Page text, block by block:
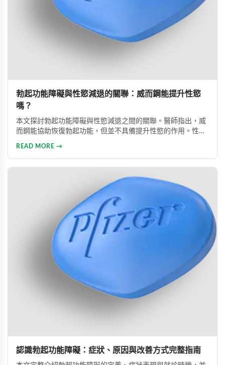
勃起功能障礙與性慾減退的關聯：威而鋼能提升性慾
嗎？
本文探討勃起功能障礙與性慾減退之間的關聯。醫師指出，威
而鋼能協助恢復勃起功能，但並不具備提升性慾的作用。性慾
READ MORE →
認識勃起功能障礙：症狀、原因與改善方式完整指南